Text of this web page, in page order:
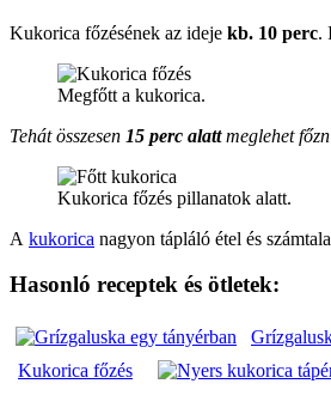
Kukorica főzésének az ideje kb. 10 perc.
Megfőtt a kukorica.
Tehát összesen 15 perc alattmeglehet
Kukorica főzés pillanatok alatt.
A kukorica nagyon tápláló étel és
Hasonló receptek és ötletek:
Kukorica főzés